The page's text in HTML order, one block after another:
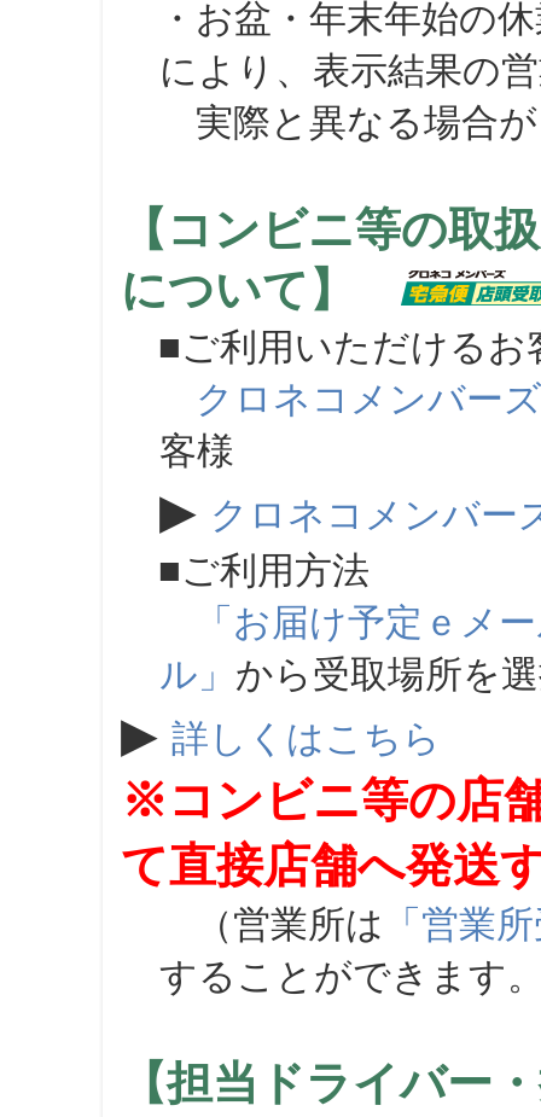
・お盆・年末年始の
により、表示結果の
実際と異なる場合が
【コンビニ等の取
について】
■ご利用いただけるお
クロネコメンバーズ
客様
▶ クロネコメンバー
■ご利用方法
「お届け予定ｅメ
ル」 から受取場所を
▶ 詳しくはこちら
※コンビニ等の店
て直接店舗へ発送
（営業所は 「営業
することができます
【担当ドライバー